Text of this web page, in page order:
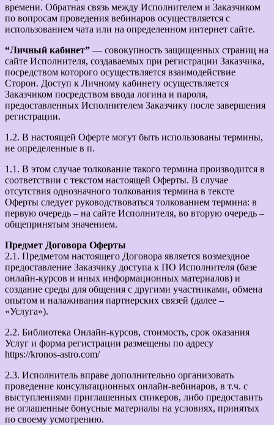
времени. Обратная связь между Исполнителем и Заказчиком
по вопросам проведения вебинаров осуществляется с
использованием чата или на определенном интернет сайте.
“Личный кабинет” — совокупность защищенных страниц на
сайте Исполнителя, создаваемых при регистрации Заказчика,
посредством которого осуществляется взаимодействие
Сторон. Доступ к Личному кабинету осуществляется
Заказчиком посредством ввода логина и пароля,
предоставленных Исполнителем Заказчику после завершения
регистрации.
1.2. В настоящей Оферте могут быть использованы термины,
не определенные в п.
1.1. В этом случае толкование такого термина производится в
соответствии с текстом настоящей Оферты. В случае
отсутствия однозначного толкования термина в тексте
Оферты следует руководствоваться толкованием термина: в
первую очередь – на сайте Исполнителя, во вторую очередь –
общепринятым значением.
Предмет Договора Оферты
2.1. Предметом настоящего Договора является возмездное
предоставление Заказчику доступа к ПО Исполнителя (базе
онлайн-курсов и иных информационных материалов) и
создание среды для общения с другими участниками, обмена
опытом и налаживания партнерских связей (далее –
«Услуга»).
2.2. Библиотека Онлайн-курсов, стоимость, срок оказания
Услуг и форма регистрации размещены по адресу
https://kronos-astro.com/
2.3. Исполнитель вправе дополнительно организовать
проведение консультационных онлайн-вебинаров, в т.ч. с
выступлениями приглашенных спикеров, либо предоставить
не оглашенные бонусные материалы на условиях, принятых
по своему усмотрению.